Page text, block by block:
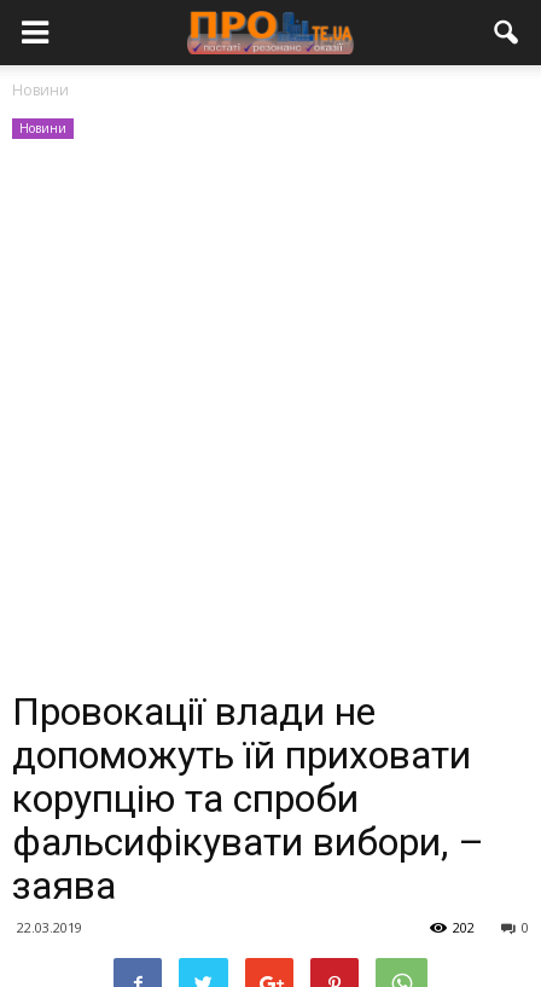
Новини
Новини
Провокації влади не
допоможуть їй приховати
корупцію та спроби
фальсифікувати вибори, –
заява
22.03.2019 0
202